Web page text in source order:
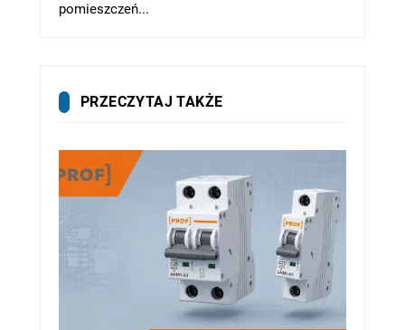
pomieszczeń...
PRZECZYTAJ TAKŻE